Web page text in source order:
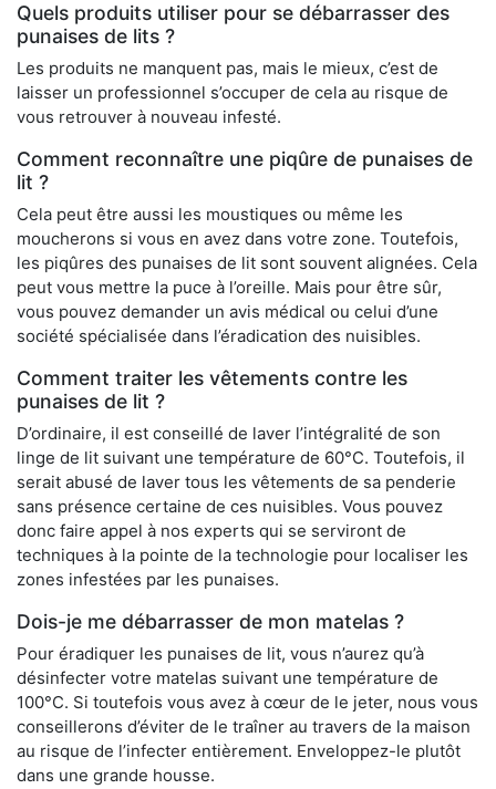
Quels produits utiliser pour se débarrasser des
punaises de lits ?
Les produits ne manquent pas, mais le mieux, c’est de
laisser un professionnel s’occuper de cela au risque de
vous retrouver à nouveau infesté.
Comment reconnaître une piqûre de punaises de
lit ?
Cela peut être aussi les moustiques ou même les
moucherons si vous en avez dans votre zone. Toutefois,
les piqûres des punaises de lit sont souvent alignées. Cela
peut vous mettre la puce à l’oreille. Mais pour être sûr,
vous pouvez demander un avis médical ou celui d’une
société spécialisée dans l’éradication des nuisibles.
Comment traiter les vêtements contre les
punaises de lit ?
D’ordinaire, il est conseillé de laver l’intégralité de son
linge de lit suivant une température de 60°C. Toutefois, il
serait abusé de laver tous les vêtements de sa penderie
sans présence certaine de ces nuisibles. Vous pouvez
donc faire appel à nos experts qui se serviront de
techniques à la pointe de la technologie pour localiser les
zones infestées par les punaises.
Dois-je me débarrasser de mon matelas ?
Pour éradiquer les punaises de lit, vous n’aurez qu’à
désinfecter votre matelas suivant une température de
100°C. Si toutefois vous avez à cœur de le jeter, nous vous
conseillerons d’éviter de le traîner au travers de la maison
au risque de l’infecter entièrement. Enveloppez-le plutôt
dans une grande housse.